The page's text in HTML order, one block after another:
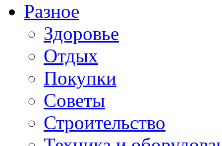
Разное
Здоровье
Отдых
Покупки
Советы
Строительство